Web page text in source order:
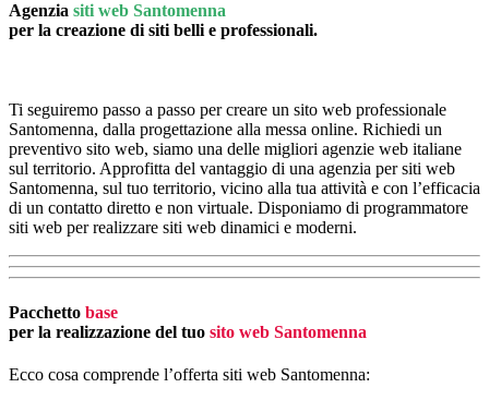
Agenzia siti web Santomenna
per la creazione di siti belli e professionali.
Ti seguiremo passo a passo per creare un sito web professionale
Santomenna, dalla progettazione alla messa online. Richiedi un
preventivo sito web, siamo una delle migliori agenzie web italiane
sul territorio. Approfitta del vantaggio di una agenzia per siti web
Santomenna, sul tuo territorio, vicino alla tua attività e con l’efficacia
di un contatto diretto e non virtuale. Disponiamo di programmatore
siti web per realizzare siti web dinamici e moderni.
Pacchetto base
per la realizzazione del tuo sito web Santomenna
Ecco cosa comprende l’offerta siti web Santomenna: